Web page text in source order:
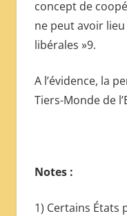
concept de
ne peut avoir
libérales »9.
A l’évidence, la
Tiers-Monde de
Notes :
1) Certains États